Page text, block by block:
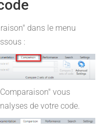
dans le menu
:
vous
de votre code.